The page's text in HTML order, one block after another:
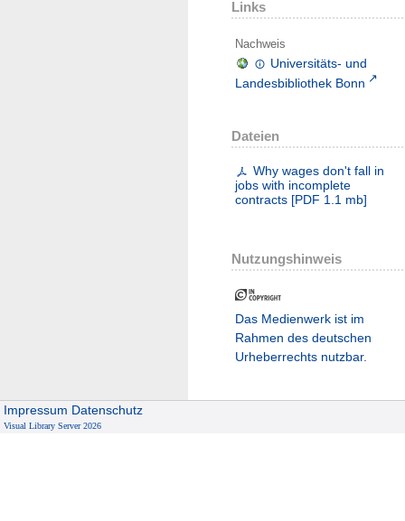
Links
Nachweis
Universitäts- und
Landesbibliothek Bonn
Dateien
Why wages don't fall in
jobs with incomplete
contracts [PDF 1.1 mb]
Nutzungshinweis
Das Medienwerk ist im
Rahmen des deutschen
Urheberrechts nutzbar.
Impressum Datenschutz
Visual Library Server 2026